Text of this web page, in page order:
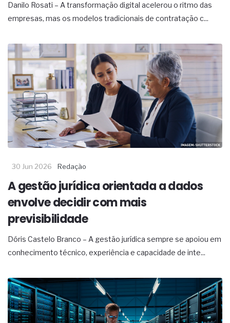
Danilo Rosati – A transformação digital acelerou o ritmo das
empresas, mas os modelos tradicionais de contratação c...
30 Jun 2026 Redação
A gestão jurídica orientada a dados
envolve decidir com mais
previsibilidade
Dóris Castelo Branco – A gestão jurídica sempre se apoiou em
conhecimento técnico, experiência e capacidade de inte...